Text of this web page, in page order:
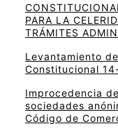
PARA LA
TRÁMITES
Levantamiento
Constitucional
Improcedencia
sociedades
Código de